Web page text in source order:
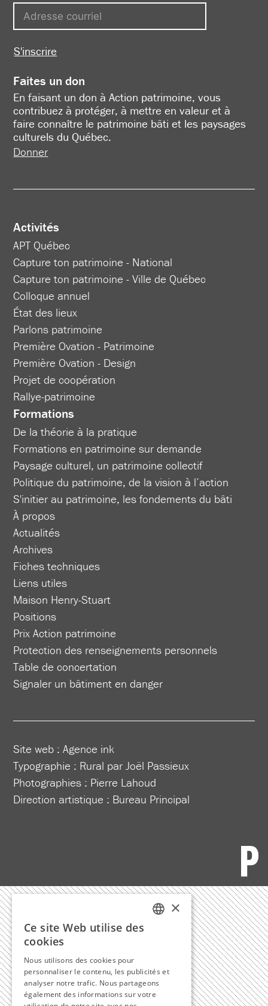
S'inscrire
Faites un don
En faisant un don à Action patrimoine, vous
contribuez à protéger, à mettre en valeur et à
faire connaître le patrimoine bâti et les paysages
culturels du Québec.
Donner
Activités
APT Québec
Capture ton patrimoine - National
Capture ton patrimoine - Ville de Québec
Colloque annuel
État des lieux
Parlons patrimoine
Première Ovation - Patrimoine
Première Ovation - Design
Projet de coopération
Rallye-patrimoine
Formations
De la théorie à la pratique
Formations en patrimoine sur demande
Paysage culturel, un patrimoine collectif
Politique du patrimoine, de la vision à l’action
S'initier au patrimoine, les fondements du bâti
À propos
Actualités
Archives
Fiches techniques
Liens utiles
Maison Henry-Stuart
Positions
Prix Action patrimoine
Protection des renseignements personnels
Table de concertation
Signaler un bâtiment en danger
Site web :Agence ink
Typographie : Rural par Joël Passieux
Photographies : Pierre Lahoud
Direction artistique : Bureau Principal
×
Ce site Web utilise des
cookies
Nous utilisons des cookies pour
personnaliser le contenu, les publicités et
analyser notre trafic. Nous partageons
également des informations sur votre